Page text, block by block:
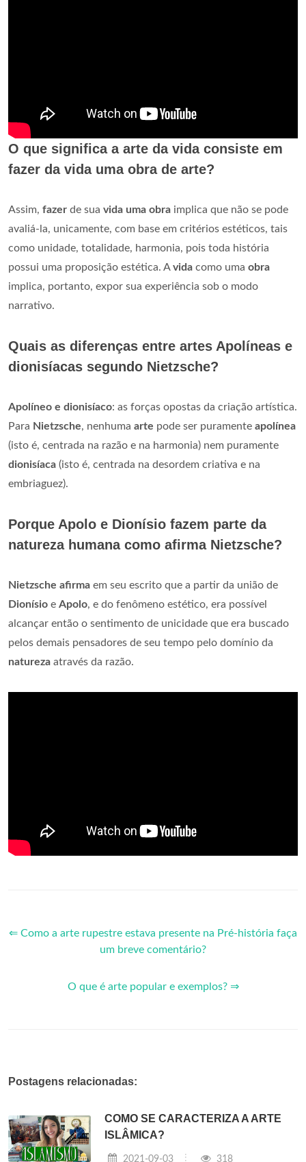
O que significa a arte da vida consiste em
fazer da vida uma obra de arte?
Assim, fazer de sua vida uma obra implica que não se pode
avaliá-la, unicamente, com base em critérios estéticos, tais
como unidade, totalidade, harmonia, pois toda história
possui uma proposição estética. Avida como uma obra
implica, portanto, expor sua experiência sob o modo
narrativo.
Quais as diferenças entre artes Apolíneas e
dionisíacas segundo Nietzsche?
Apolíneo e dionisíaco: as forças opostas da criação artística.
Para Nietzsche, nenhuma arte pode ser puramente apolínea
(isto é, centrada na razão e na harmonia) nem puramente
dionisíaca (isto é, centrada na desordem criativa e na
embriaguez).
Porque Apolo e Dionísio fazem parte da
natureza humana como afirma Nietzsche?
Nietzsche afirma em seu escrito que a partir da união de
Dionísio e Apolo, e do fenômeno estético, era possível
alcançar então o sentimento de unicidade que era buscado
pelos demais pensadores de seu tempo pelo domínio da
natureza através da razão.
⇐ Como a arte rupestre estava presente na Pré-história faça
um breve comentário?
O que é arte popular e exemplos? ⇒
Postagens relacionadas:
COMO SE CARACTERIZA A ARTE
ISLÂMICA?
2021-09-03 318